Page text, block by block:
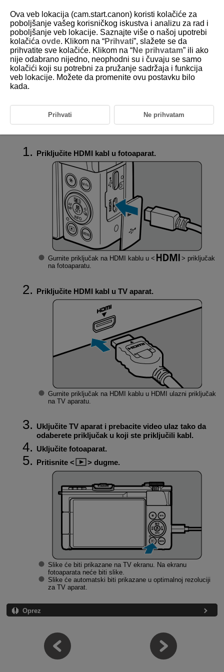
D292-116
Reprodukcija na TV aparatu
Povežite fotoaparat sa TV aparatom putem komercijalno dostupnog
Video system] na [ ](u zavisnosti od video
sistema na vašem TV aparatu).
Priključite HDMI kabl u fotoaparat.
Gurnite priključak na HDMI kablu u
priključak
na fotoaparatu.
Priključite HDMI kabl u TV aparat.
Gurnite priključak na HDMI kablu u HDMI ulazni priključak
na TV aparatu.
Uključite TV aparat i prebacite video ulaz tako da
odaberete priključak u koji ste priključili kabl.
Uključite fotoaparat.
Pritisnite
dugme.
Slike će biti prikazane na TV ekranu. Na ekranu
fotoaparata neće biti slike.
Slike će automatski biti prikazane u optimalnoj rezoluciji
za TV aparat.
Oprez
Ova veb lokacija (cam.start.canon) koristi kolačiće za
poboljšanje vašeg korisničkog iskustva i analizu za rad i
poboljšanje veb lokacije. Saznajte više o našoj upotrebi
kolačića ovde. Klikom na “Prihvati”, slažete se da
prihvatite sve kolačiće. Klikom na “Ne prihvatam” ili ako
nije odabrano nijedno, neophodni su i čuvaju se samo
kolačići koji su potrebni za pružanje sadržaja i funkcija
veb lokacije. Možete da promenite ovu postavku bilo
kada.
Prihvati Ne prihvatam